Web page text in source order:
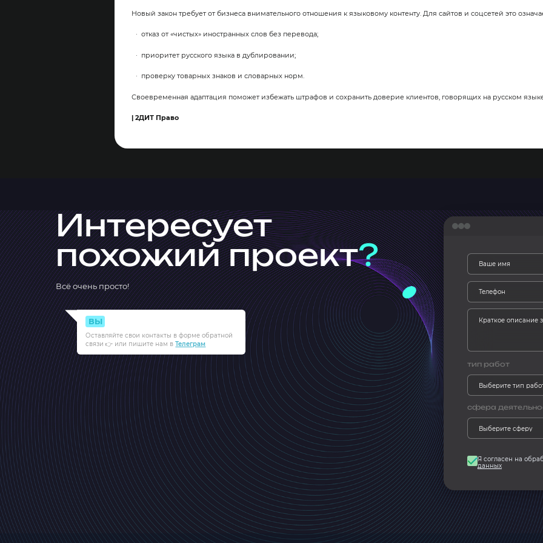
Новый закон требует от бизнеса внимательного отношения к языковому контенту. Для сайтов и соцсетей это
отказ от «чистых» иностранных слов без перевода;
приоритет русского языка в дублировании;
проверку товарных знаков и словарных норм.
Своевременная адаптация поможет избежать штрафов и сохранить доверие клиентов, говорящих на русском
| 2ДИТ Право
Интересует
похожий проект?
Всё очень просто!
ВЫ
Оставляйте свои контакты в форме обратной
связи 👉 или пишите нам вТелеграм
тип работ
сфера
Я согласен на
данных